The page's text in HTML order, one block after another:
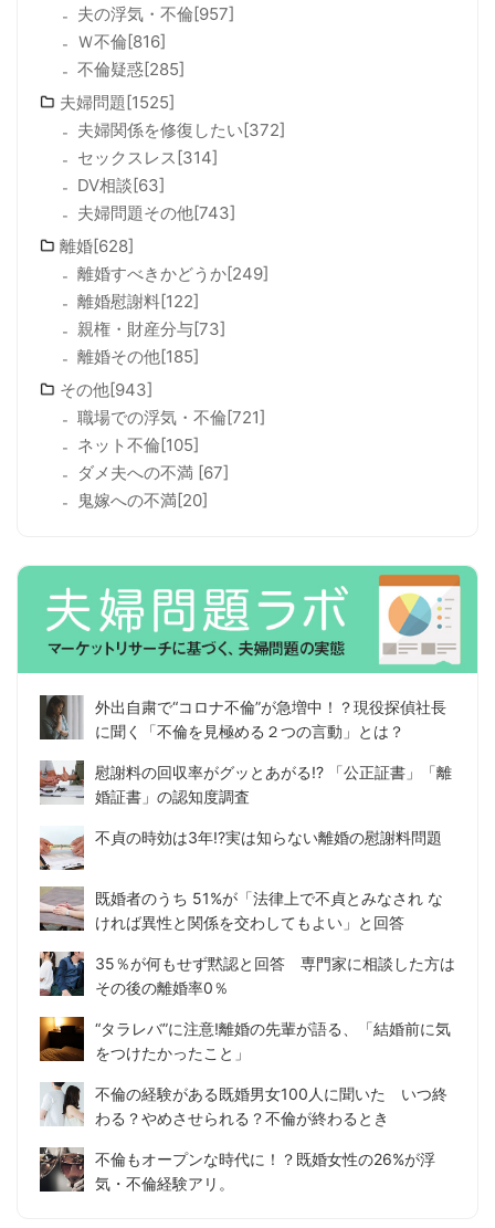
夫の浮気・不倫[957]
Ｗ不倫[816]
不倫疑惑[285]
夫婦問題[1525]
夫婦関係を修復したい[372]
セックスレス[314]
DV相談[63]
夫婦問題その他[743]
離婚[628]
離婚すべきかどうか[249]
離婚慰謝料[122]
親権・財産分与[73]
離婚その他[185]
その他[943]
職場での浮気・不倫[721]
ネット不倫[105]
ダメ夫への不満 [67]
鬼嫁への不満[20]
外出自粛で“コロナ不倫”が急増中！？現役探偵社長
に聞く「不倫を見極める２つの言動」とは？
慰謝料の回収率がグッとあがる!? 「公正証書」「離
婚証書」の認知度調査
不貞の時効は3年!?実は知らない離婚の慰謝料問題
既婚者のうち 51%が「法律上で不貞とみなされ な
ければ異性と関係を交わしてもよい」と回答
35％が何もせず黙認と回答 専門家に相談した方は
その後の離婚率0％
“タラレバ”に注意!離婚の先輩が語る、「結婚前に気
をつけたかったこと」
不倫の経験がある既婚男女100人に聞いた いつ終
わる？やめさせられる？不倫が終わるとき
不倫もオープンな時代に！？既婚女性の26%が浮
気・不倫経験アリ。